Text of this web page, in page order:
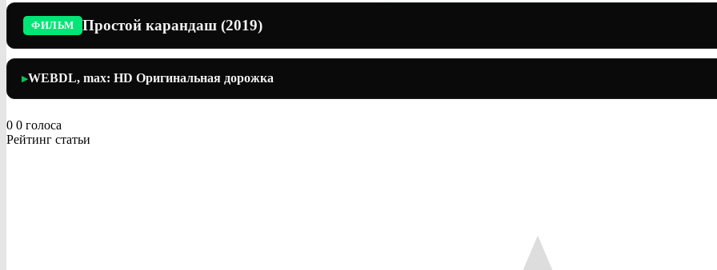
ФИЛЬМ Простой карандаш (2019)
▶WEBDL, max: HD Оригинальная дорожка
0 0 голоса
Рейтинг статьи